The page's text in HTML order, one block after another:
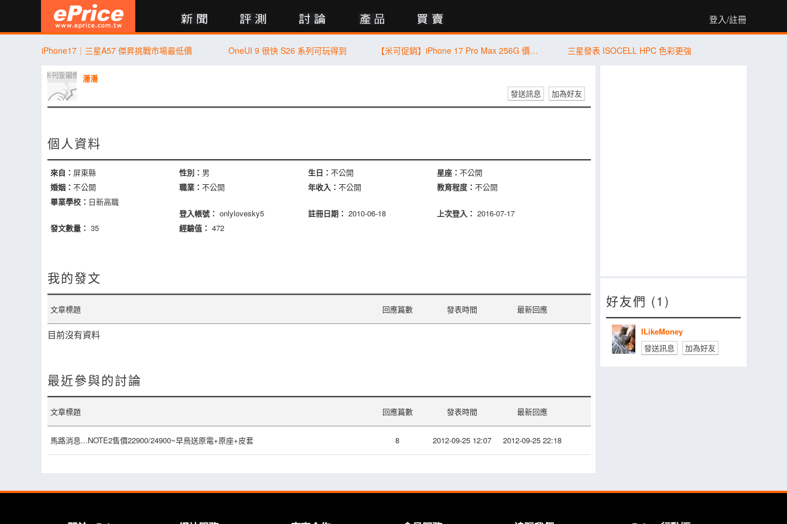
登入/註冊
評測 討論 產品 買賣 登入 行動版
iPhone17｜三星A57 傑昇挑戰市場最低價 OneUI 9 很快 S26 系列可玩得到 【米可促銷】iPhone 17 Pro Max 256G 價格破盤！米可手機館限時 $40,880 (8/7~8/9) 三星發表 ISOCELL HPC 色彩更強
潘潘
發送訊息
加為好友
個人資料
來自： 屏東縣 性別： 男 生日： 不公開 星座： 不公開
婚姻： 不公開 職業： 不公開 年收入： 不公開 教育程度： 不公開
畢業學校： 日新高職
登入帳號： onlylovesky5 註冊日期： 2010-06-18 上次登入： 2016-07-17
發文數量： 35 經驗值： 472
我的發文
文章標題 回應篇數 發表時間 最新回應
目前沒有資料
最近參與的討論
文章標題 回應篇數 發表時間 最新回應
馬路消息...NOTE2售價22900/24900~早鳥送原電+原座+皮套 8 2012-09-25 12:07 2012-09-25 22:18
好友們 (1)
ILikeMoney
發送訊息
加為好友